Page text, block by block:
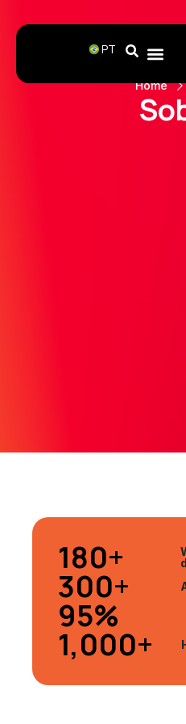
PT
Home
180+
300+
95%
1,000+